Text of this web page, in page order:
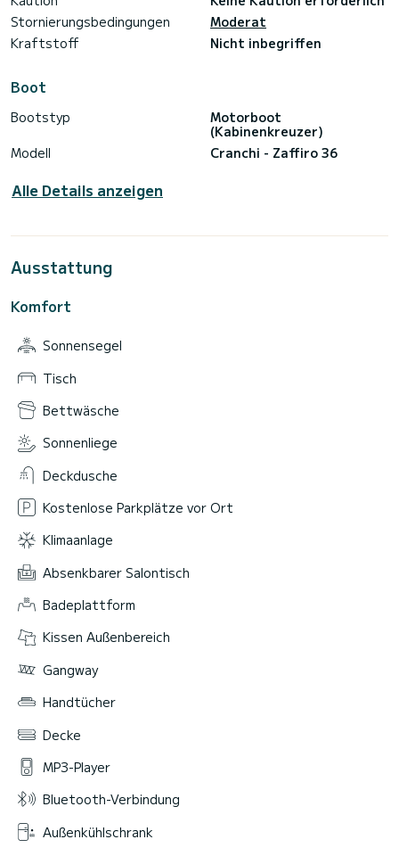
Stornierungsbedingungen
Moderat
Kraftstoff
Nicht inbegriffen
Boot
Bootstyp
Motorboot
(Kabinenkreuzer)
Modell
Cranchi - Zaffiro 36
Alle Details anzeigen
Ausstattung
Komfort
Sonnensegel
Tisch
Bettwäsche
Sonnenliege
Deckdusche
Kostenlose Parkplätze vor Ort
Klimaanlage
Absenkbarer Salontisch
Badeplattform
Kissen Außenbereich
Gangway
Handtücher
Decke
MP3-Player
Bluetooth-Verbindung
Außenkühlschrank